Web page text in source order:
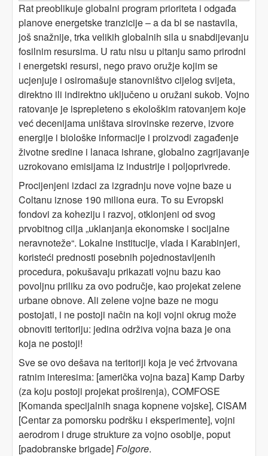
Rat preoblikuje globalni program prioriteta i odgađa
planove energetske tranzicije – a da bi se nastavila,
još snažnije, trka velikih globalnih sila u snabdijevanju
fosilnim resursima. U ratu nisu u pitanju samo prirodni
i energetski resursi, nego pravo oružje kojim se
ucjenjuje i osiromašuje stanovništvo cijelog svijeta,
direktno ili indirektno uključeno u oružani sukob. Vojno
ratovanje je isprepleteno s ekološkim ratovanjem koje
već decenijama uništava sirovinske rezerve, izvore
energije i biološke informacije i proizvodi zagađenje
životne sredine i lanaca ishrane, globalno zagrijavanje
uzrokovano emisijama iz industrije i poljoprivrede.
Procijenjeni izdaci za izgradnju nove vojne baze u
Coltanu iznose 190 miliona eura. To su Evropski
fondovi za koheziju i razvoj, otklonjeni od svog
prvobitnog cilja „uklanjanja ekonomske i socijalne
neravnoteže“. Lokalne institucije, vlada i Karabinjeri,
koristeći prednosti posebnih pojednostavljenih
procedura, pokušavaju prikazati vojnu bazu kao
povoljnu priliku za ovo područje, kao projekat zelene
urbane obnove. Ali zelene vojne baze ne mogu
postojati, i ne postoji način na koji vojni okrug može
obnoviti teritoriju: jedina održiva vojna baza je ona
koja ne postoji!
Sve se ovo dešava na teritoriji koja je već žrtvovana
ratnim interesima: [američka vojna baza] Kamp Darby
(za koju postoji projekat proširenja), COMFOSE
[Komanda specijalnih snaga kopnene vojske], CISAM
[Centar za pomorsku podršku i eksperimente], vojni
aerodrom i druge strukture za vojno osoblje, poput
[padobranske brigade]Folgore.